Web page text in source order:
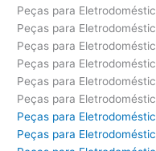
Peças para
Peças para
Peças para
Peças para
Peças para
Peças para
Peças para
Peças para